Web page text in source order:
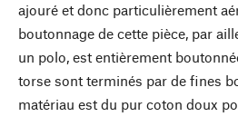
ajouré et donc particulièrement
boutonnage de cette pièce, par
un polo, est entièrement
torse sont terminés par de fines
matériau est du pur coton doux